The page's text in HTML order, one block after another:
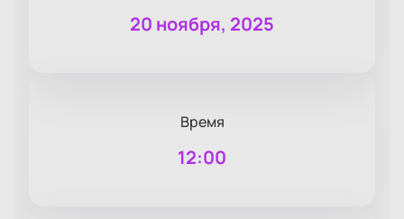
20 ноября, 2025
Время
12:00